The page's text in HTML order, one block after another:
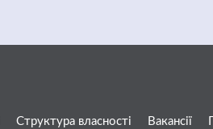
Структура власності Вакансії